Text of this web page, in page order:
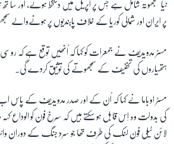
نیا سمجھوتہ شامل ہے جِس پر اپریل میں دستخط ہوئے، اور سا
پر ایران اور شمالی کوریا کے خلاف پابندیوں پر ہونےوالے
مسٹر مدویدیف نے جمعرات کو کہا کہ اُنھیں توقع ہے کہ
ہتھیاروں کی تخفیف کے سمجھوتے کی توثیق کردے گی۔
مسٹر اوباما نے کہا کہ اُن کے اور صدر مدویدیف کے پاس اب
کی بدولت وہ اِس قابل ہو سکتے ہیں کہ سُرخ فون کو الوداع
لائن ٹیلی فون لنک کی طرف تھا جو سرد جنگ کے دوران